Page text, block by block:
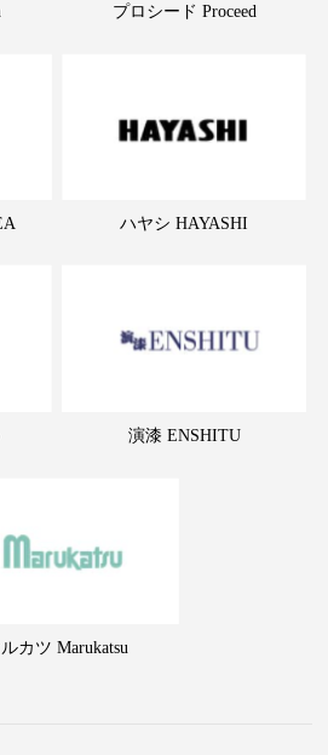
プロシード Proceed
ハヤシ HAYASHI
演漆 ENSHITU
カツ Marukatsu